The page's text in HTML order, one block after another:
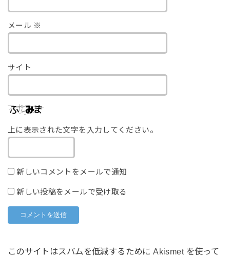
メール ※
サイト
上に表示された文字を入力してください。
新しいコメントをメールで通知
新しい投稿をメールで受け取る
このサイトはスパムを低減するために Akismet を使って